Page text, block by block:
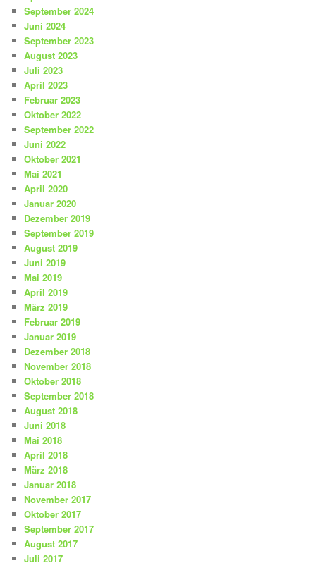
September 2024
Juni 2024
September 2023
August 2023
Juli 2023
April 2023
Februar 2023
Oktober 2022
September 2022
Juni 2022
Oktober 2021
Mai 2021
April 2020
Januar 2020
Dezember 2019
September 2019
August 2019
Juni 2019
Mai 2019
April 2019
März 2019
Februar 2019
Januar 2019
Dezember 2018
November 2018
Oktober 2018
September 2018
August 2018
Juni 2018
Mai 2018
April 2018
März 2018
Januar 2018
November 2017
Oktober 2017
September 2017
August 2017
Juli 2017